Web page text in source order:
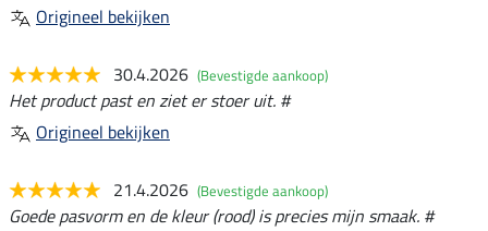
Origineel bekijken
30.4.2026 (Bevestigde aankoop)
Het product past en ziet er stoer uit. #
Origineel bekijken
21.4.2026 (Bevestigde aankoop)
Goede pasvorm en de kleur (rood) is precies mijn smaak. #